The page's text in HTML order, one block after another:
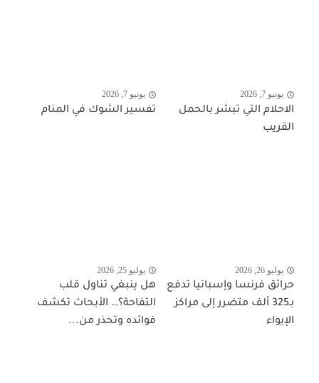
يونيو 7, 2026
الاحلام التي تبشر بالحمل
القريب
يونيو 7, 2026
تفسير الشوك في المنام
يوليو 26, 2026
حرائق فرنسا وإسبانيا تدفع
بـ325 ألف متضرر إلى مراكز
الإيواء
يوليو 25, 2026
هل ينبغي تناول قلب
التفاحة؟… الأبحاث تكشف
فوائده وتحذر من...